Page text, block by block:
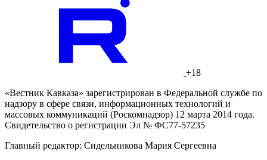
+18
«Вестник Кавказа» зарегистрирован в Федеральной службе по
надзору в сфере связи, информационных технологий и
массовых коммуникаций (Роскомнадзор) 12 марта 2014 года.
Свидетельство о регистрации Эл № ФС77-57235
Главный редактор: Сидельникова Мария Сергеевна